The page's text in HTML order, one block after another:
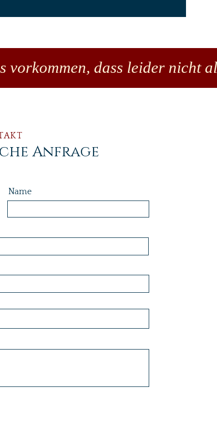
vorkommen, dass leider
Anfrage
Name